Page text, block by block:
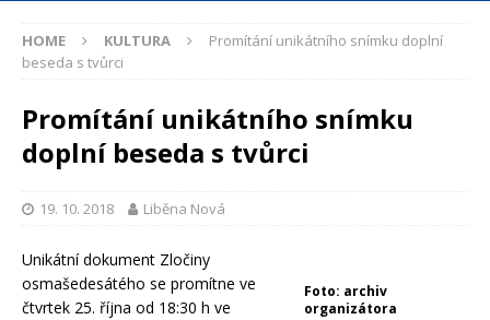
HOME KULTURA
Promítání unikátního snímku doplní
beseda s tvůrci
Promítání unikátního snímku
doplní beseda s tvůrci
19. 10. 2018 Liběna Nová
Foto: archiv
organizátora
Unikátní dokument Zločiny
osmašedesátého se promítne ve
čtvrtek 25. října od 18:30 h ve